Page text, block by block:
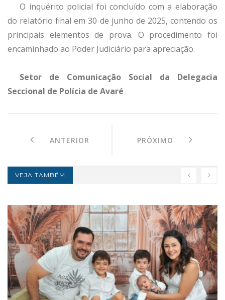
O inquérito policial foi concluído com a elaboração
do relatório final em 30 de junho de 2025, contendo os
principais elementos de prova. O procedimento foi
encaminhado ao Poder Judiciário para apreciação.
Setor de Comunicação Social da Delegacia
Seccional de Polícia de Avaré
ANTERIOR PRÓXIMO
VEJA TAMBÉM